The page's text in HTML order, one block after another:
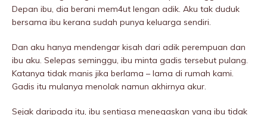
Depan ibu, dia berani mem4ut lengan adik. Aku tak duduk
bersama ibu kerana sudah punya keluarga sendiri.
Dan aku hanya mendengar kisah dari adik perempuan dan
ibu aku. Selepas seminggu, ibu minta gadis tersebut pulang.
Katanya tidak manis jika berlama – lama di rumah kami.
Gadis itu mulanya menolak namun akhirnya akur.
Sejak daripada itu, ibu sentiasa menegaskan yang ibu tidak